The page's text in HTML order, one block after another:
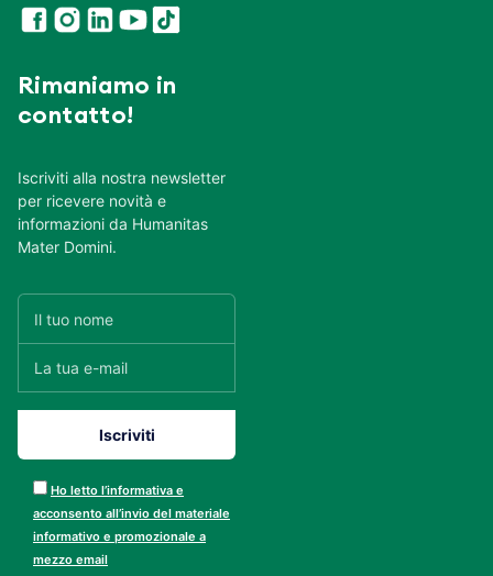
Rimaniamo in
contatto!
Iscriviti alla nostra newsletter
per ricevere novità e
informazioni da Humanitas
Mater Domini.
Ho letto l’informativa e
acconsento all’invio del materiale
informativo e promozionale a
mezzo email